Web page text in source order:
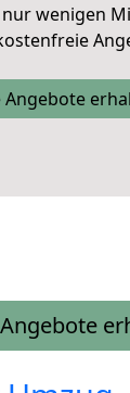
wenigen
Angebote